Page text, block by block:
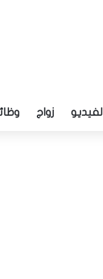
الفيديو زواج